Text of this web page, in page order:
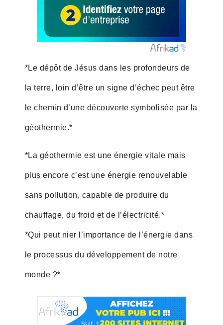
*Le dépôt de Jésus dans les profondeurs de
la terre, loin d’être un signe d’échec peut être
le chemin d’une découverte symbolisée par la
géothermie.*
*La géothermie est une énergie vitale mais
plus encore c’est une énergie renouvelable
sans pollution, capable de produire du
chauffage, du froid et de l’électricité.*
*Qui peut nier l’importance de l’énergie dans
le processus du développement de notre
monde ?*